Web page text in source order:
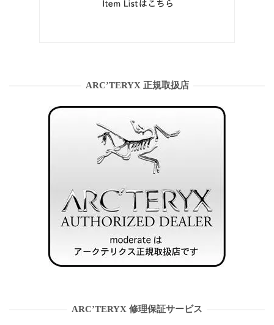
ARC’TERYX 正規取扱店
ARC’TERYX 修理保証サービス